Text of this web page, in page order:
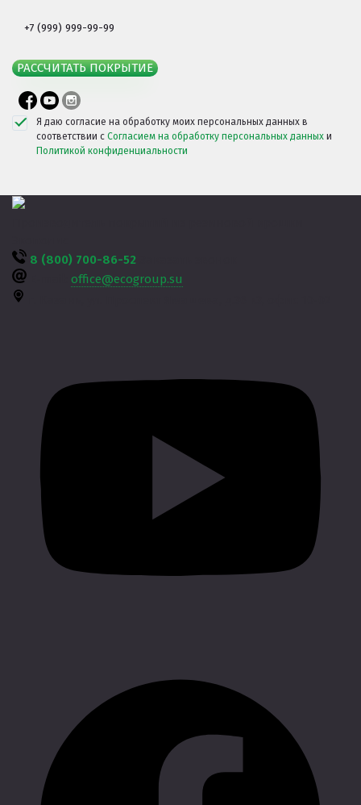
РАССЧИТАТЬ ПОКРЫТИЕ
Я даю согласие на обработку моих персональных данных в
соответствии с Согласием на обработку персональных данных и
Политикой конфиденциальности
8 (800) 700-86-52
office@ecogroup.su